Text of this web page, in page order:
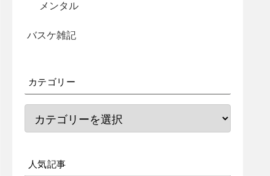
メンタル
バスケ雑記
カテゴリー
人気記事